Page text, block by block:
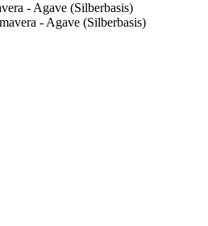
- Agave (Silberbasis)